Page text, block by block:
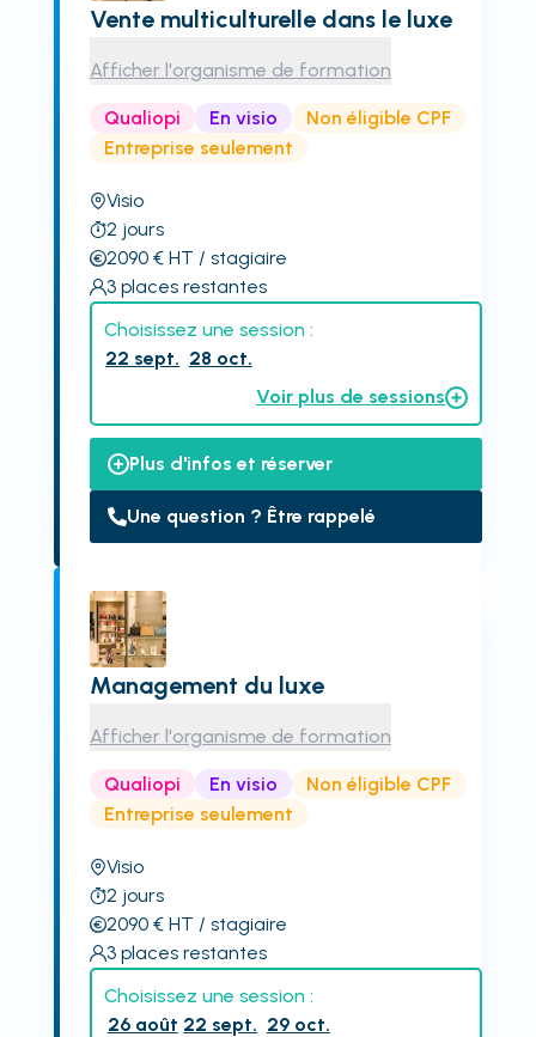
Vente multiculturelle dans le luxe
Afficher l'organisme de formation
Qualiopi En visio
Non éligible CPF
Entreprise seulement
Visio
2 jours
2090€ HT / stagiaire
3 places restantes
Choisissez une session :
22 sept. 28 oct.
Voir plus de sessions
Plus d'infos et réserver
Une question ? Être rappelé
Management du luxe
Afficher l'organisme de formation
Qualiopi En visio
Non éligible CPF
Entreprise seulement
Visio
2 jours
2090€ HT / stagiaire
3 places restantes
Choisissez une session :
26 août 22 sept. 29 oct.